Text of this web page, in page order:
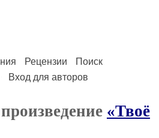
Рецензии
Поиск
Вход для авторов
«Твоё